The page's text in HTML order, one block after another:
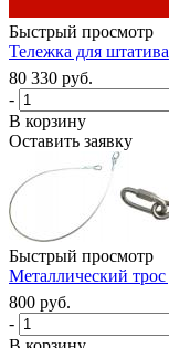
Быстрый просмотр
Тележка для
80 330 руб.
-
В корзину
Оставить заявку
Быстрый просмотр
Металлический
800 руб.
-